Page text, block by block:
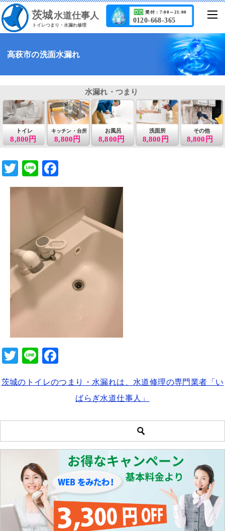
茨城水道仕事人
トイレつまり・水漏れ修理
0120-668-365
受付：7:00～21:00
高萩市の洗面水漏れ
8,800円
トイレ
8,800円
キッチン・台所 お風呂
8,800円
洗面所
8,800円
その他
8,800円
水漏れ・つまり
T
wi
Li
n a
b
o
o
k
T
tt
Li
e c
b
o
茨城のトイレのつまり・水漏れは、水道修理の専門業者「い
ばらぎ水道仕事人」